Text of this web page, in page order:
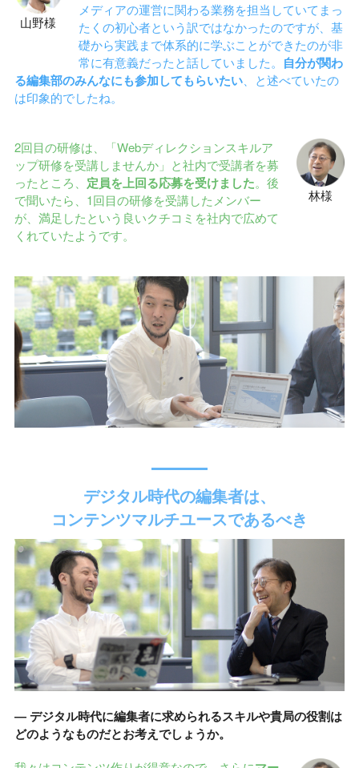
山野様
メディアの運営に関わる業務を担当していてまっ
たくの初心者という訳ではなかったのですが、基
礎から実践まで体系的に学ぶことができたのが非
常に有意義だったと話していました。 自分が関わ
る編集部のみんなにも参加してもらいたい、と述べていたの
は印象的でしたね。
林様
2回目の研修は、「Webディレクションスキルア
ップ研修を受講しませんか」と社内で受講者を募
ったところ、 定員を上回る応募を受けました。後
で聞いたら、1回目の研修を受講したメンバー
が、満足したという良いクチコミを社内で広めて
くれていたようです。
デジタル時代の編集者は、
コンテンツマルチユースであるべき
― デジタル時代に編集者に求められるスキルや貴局の役割は
どのようなものだとお考えでしょうか。